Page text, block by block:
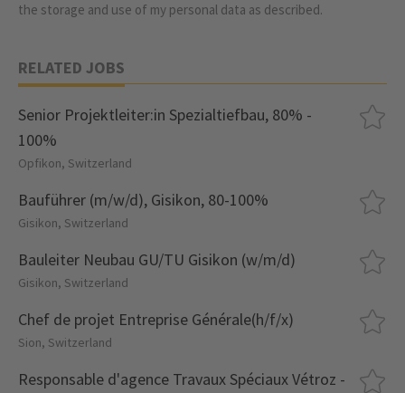
the storage and use of my personal data as described.
RELATED JOBS
Senior Projektleiter:in Spezialtiefbau, 80% -
100%
Opfikon, Switzerland
Bauführer (m/w/d), Gisikon, 80-100%
Gisikon, Switzerland
Bauleiter Neubau GU/TU Gisikon (w/m/d)
Gisikon, Switzerland
Chef de projet Entreprise Générale(h/f/x)
Sion, Switzerland
Responsable d'agence Travaux Spéciaux Vétroz -